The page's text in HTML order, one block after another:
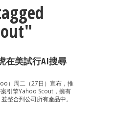
在美試行AI搜尋
）周二（27日）宣布，推
引擎Yahoo Scout，擁有
整合到公司所有產品中。